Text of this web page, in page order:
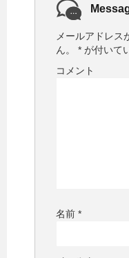
で
開
き
ま
す
)
メールアドレス
ん。
* が付いて
コメント
名前 *